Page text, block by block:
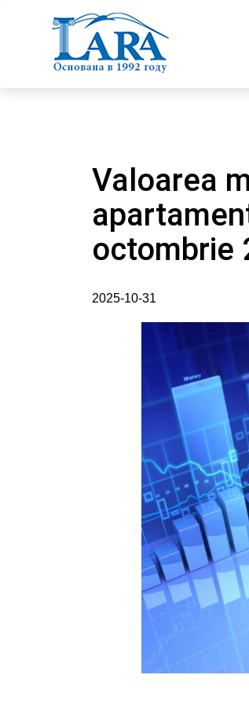
Valoarea
octombrie
2025-10-31